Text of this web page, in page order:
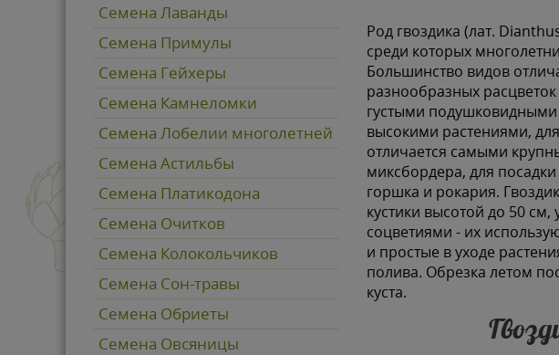
Род гвоздика (лат.
среди которых
Большинство видов
разнообразных
густыми подушковидными
высокими растениями,
отличается самыми
миксбордера, для
горшка и рокария.
кустики высотой до 50
соцветиями - их
и простые в уходе
полива. Обрезка летом
куста.
Семена Лаванды
Семена Примулы
Семена Гейхеры
Семена Камнеломки
Семена Лобелии многолетней
Семена Астильбы
Семена Платикодона
Семена Очитков
Семена Колокольчиков
Семена Сон-травы
Семена Обриеты
Семена Овсяницы